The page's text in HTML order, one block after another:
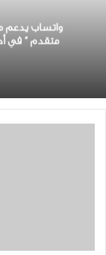
واتساب يدعم
ﻣﺘﻘﺪﻡ ” في